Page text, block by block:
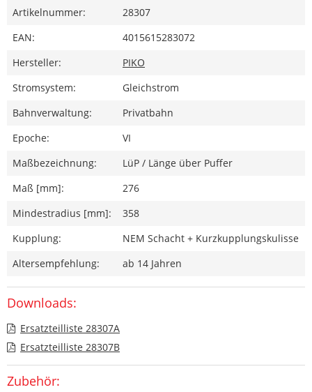
Artikelnummer:
28307
EAN:
4015615283072
Hersteller:
PIKO
Stromsystem:
Gleichstrom
Bahnverwaltung:
Privatbahn
Epoche:
VI
Maßbezeichnung:
LüP / Länge über Puffer
Maß [mm]:
276
Mindestradius [mm]:
358
Kupplung:
NEM Schacht + Kurzkupplungskulisse
Altersempfehlung:
ab 14 Jahren
Downloads:
Ersatzteilliste 28307A
Ersatzteilliste 28307B
Zubehör: